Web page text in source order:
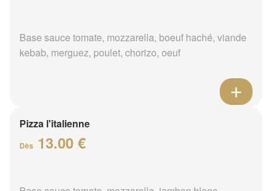
Base sauce tomate, mozzarella, boeuf haché, viande
kebab, merguez, poulet, chorizo, oeuf
Pizza l'italienne
Dès 13.00 €